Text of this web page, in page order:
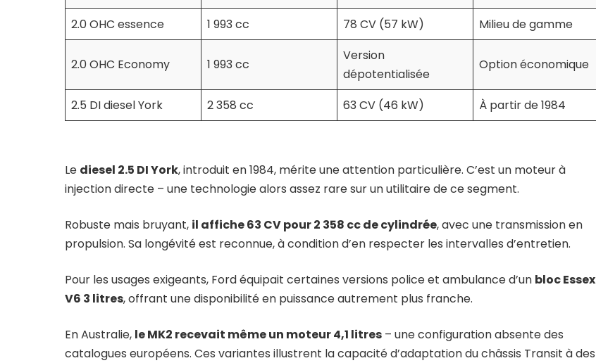
2.0 OHC essence
1 993 cc 78 CV (57 kW) Milieu de gamme
2.0 OHC Economy 1 993 cc
Version
dépotentialisée
Option économique
2.5 DI diesel York 2 358 cc 63 CV (46 kW) À partir de 1984
Le diesel 2.5 DI York, introduit en 1984, mérite une attention particulière. C’est un moteur à
injection directe – une technologie alors assez rare sur un utilitaire de ce segment.
Robuste mais bruyant, il affiche 63 CV pour 2 358 cc de cylindrée, avec une transmission en
propulsion. Sa longévité est reconnue, à condition d’en respecter les intervalles d’entretien.
Pour les usages exigeants, Ford équipait certaines versions police et ambulance d’un bloc Essex
V6 3 litres, offrant une disponibilité en puissance autrement plus franche.
En Australie, le MK2 recevait même un moteur 4,1 litres – une configuration absente des
catalogues européens. Ces variantes illustrent la capacité d’adaptation du châssis Transit à des